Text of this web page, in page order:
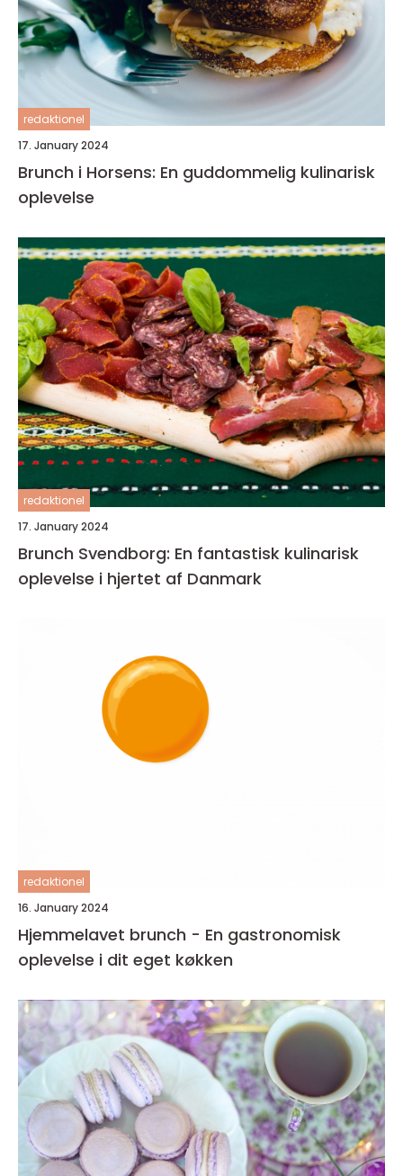
redaktionel
17. January 2024
Brunch i Horsens: En guddommelig kulinarisk
oplevelse
redaktionel
17. January 2024
Brunch Svendborg: En fantastisk kulinarisk
oplevelse i hjertet af Danmark
redaktionel
16. January 2024
Hjemmelavet brunch - En gastronomisk
oplevelse i dit eget køkken